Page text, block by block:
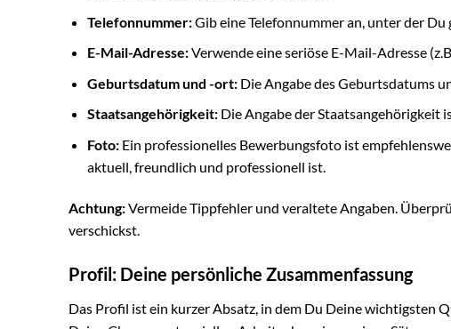
Telefonnummer:Gib eine Telefonnummer an, unter der Du
E-Mail-Adresse:Verwende eine seriöse E-Mail-Adresse
Geburtsdatum und -ort:Die Angabe des Geburtsdatums
Staatsangehörigkeit:Die Angabe der Staatsangehörigkeit
Foto:Ein professionelles Bewerbungsfoto ist
aktuell, freundlich und professionell ist.
Achtung:Vermeide Tippfehler und veraltete Angaben.
verschickst.
Profil: Deine persönliche Zusammenfassung
Das Profil ist ein kurzer Absatz, in dem Du Deine wichtigsten